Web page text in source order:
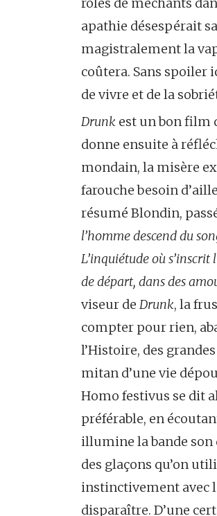
rôles de méchants
apathie désespérait
magistralement la
coûtera. Sans spoiler
de vivre et de la
Drunk est un bon film
donne ensuite à
mondain, la misère
farouche besoin
résumé Blondin,
l’homme descend du
L’inquiétude où
de départ, dans des
viseur de Drunk, la
compter pour rien,
l’Histoire, des
mitan d’une vie
Homo festivus se dit
préférable, en
illumine la bande son
des glaçons qu’on
instinctivement avec
disparaître. D’une